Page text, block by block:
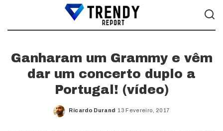
Ganharam um Grammy e vêm
dar um concerto duplo a
Portugal! (vídeo)
Posted
Ricardo Durand 13 Fevereiro, 2017